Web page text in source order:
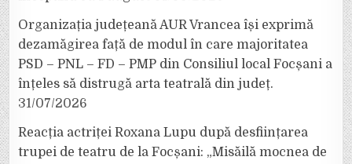
Organizația județeană AUR Vrancea își exprimă
dezamăgirea față de modul în care majoritatea
PSD – PNL – FD – PMP din Consiliul local Focșani a
înțeles să distrugă arta teatrală din județ.
31/07/2026
Reacția actriței Roxana Lupu după desființarea
trupei de teatru de la Focșani: „Misăilă mocnea de